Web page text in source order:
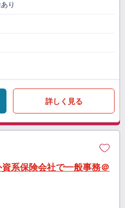
り
詳しく見る
資系保険会社で一般事務＠